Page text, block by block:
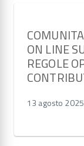
ON LINE
REGOLE
13 agosto 2025